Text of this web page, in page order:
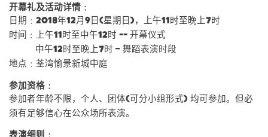
开幕礼及活动详情﹕
日期﹕2018年12月9日(星期日)，上午11时至晚上7时
时间﹕上午11时至中午12时 -- 开幕仪式
中午12时至晚上7时 – 舞蹈表演时段
地点﹕荃湾愉景新城中庭
参加资格﹕
参加者年龄不限，个人、团体(可分小组形式) 均可参加。但必
须有足够信心在公众场所表演。